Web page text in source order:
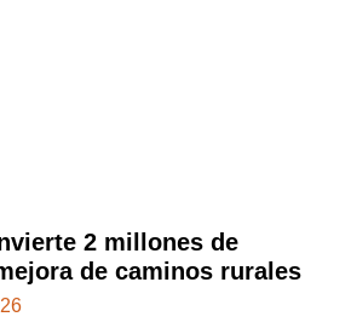
2 millones de
de caminos rurales